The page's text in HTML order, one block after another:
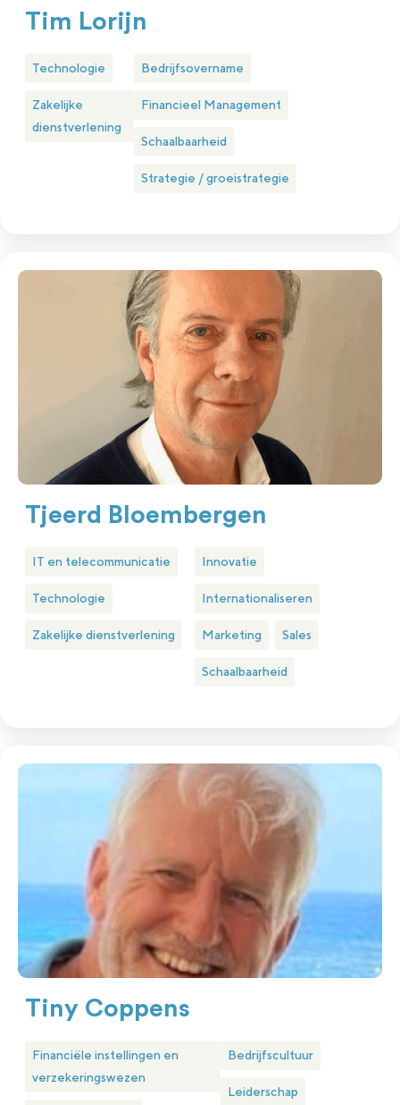
Tim Lorijn
Technologie
Zakelijke
dienstverlening
Bedrijfsovername
Financieel Management
Schaalbaarheid
Strategie / groeistrategie
Tjeerd Bloembergen
IT en telecommunicatie
Technologie
Zakelijke dienstverlening
Innovatie
Internationaliseren
Marketing Sales
Schaalbaarheid
Tiny Coppens
Financiële instellingen en
verzekeringswezen
Bedrijfscultuur
Leiderschap